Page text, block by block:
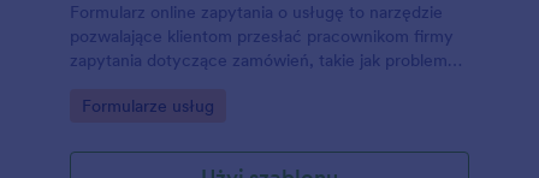
Formularz online zapytania o usługę to narzędzie
pozwalające klientom przesłać pracownikom firmy
zapytania dotyczące zamówień, takie jak problemy i
formularza zapytania o usługę, by pozwolić klientom
sposób. To idealne rozwiązanie dla firm chcących
Go to Category:
Formularze usług